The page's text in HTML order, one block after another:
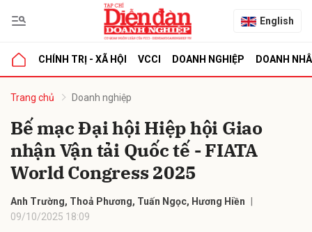
English
CHÍNH TRỊ - XÃ HỘI VCCI DOANH NGHIỆP DOANH
Trang chủ Doanh nghiệp
Bế mạc Đại hội Hiệp hội Giao
nhận Vận tải Quốc tế - FIATA
World Congress 2025
Anh Trường, Thoả Phương, Tuấn Ngọc, Hương Hiền
09/10/2025 18:09
luận